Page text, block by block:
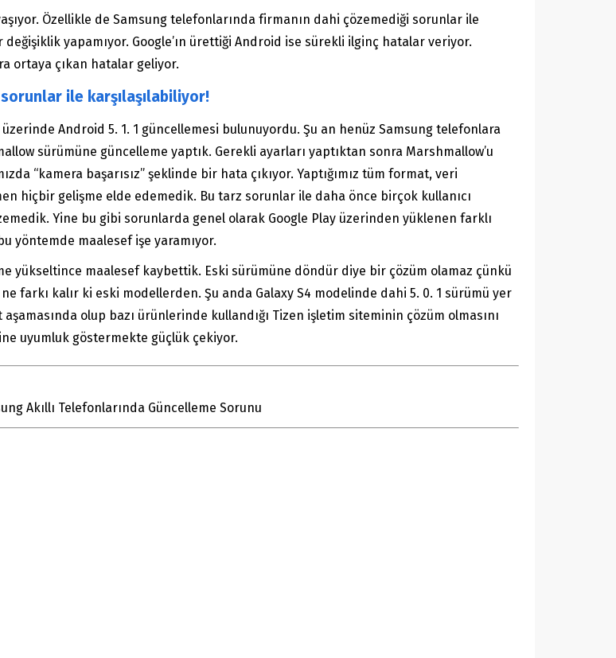
Özellikle de Samsung telefonlarında firmanın dahi çözemediği sorunlar ile
değişiklik yapamıyor. Google’ın ürettiği Android ise sürekli ilginç hatalar veriyor.
ortaya çıkan hatalar geliyor.
ile karşılaşılabiliyor!
Android 5. 1. 1 güncellemesi bulunuyordu. Şu an henüz Samsung telefonlara
sürümüne güncelleme yaptık. Gerekli ayarları yaptıktan sonra Marshmallow’u
“kamera başarısız” şeklinde bir hata çıkıyor. Yaptığımız tüm format, veri
hiçbir gelişme elde edemedik. Bu tarz sorunlar ile daha önce birçok kullanıcı
Yine bu gibi sorunlarda genel olarak Google Play üzerinden yüklenen farklı
yöntemde maalesef işe yaramıyor.
yükseltince maalesef kaybettik. Eski sürümüne döndür diye bir çözüm olamaz çünkü
farkı kalır ki eski modellerden. Şu anda Galaxy S4 modelinde dahi 5. 0. 1 sürümü yer
olup bazı ürünlerinde kullandığı Tizen işletim siteminin çözüm olmasını
uyumluk göstermekte güçlük çekiyor.
Akıllı Telefonlarında Güncelleme Sorunu